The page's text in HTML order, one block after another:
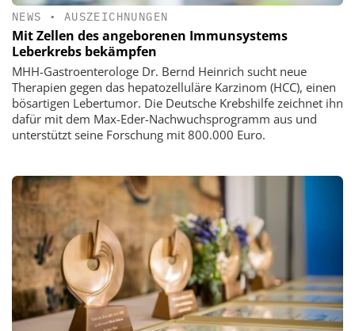
NEWS • AUSZEICHNUNGEN
Mit Zellen des angeborenen Immunsystems
Leberkrebs bekämpfen
MHH-Gastroenterologe Dr. Bernd Heinrich sucht neue
Therapien gegen das hepatozelluläre Karzinom (HCC), einen
bösartigen Lebertumor. Die Deutsche Krebshilfe zeichnet ihn
dafür mit dem Max-Eder-Nachwuchsprogramm aus und
unterstützt seine Forschung mit 800.000 Euro.